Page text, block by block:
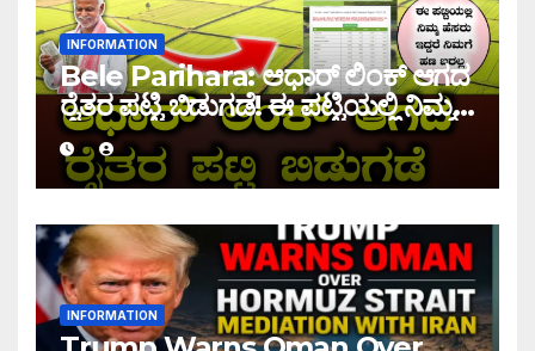
INFORMATION
Bele Parihara: ಆಧಾರ್ ಲಿಂಕ್ ಆಗದ
ರೈತರ ಪಟ್ಟಿ ಬಿಡುಗಡೆ! ಈ ಪಟ್ಟಿಯಲ್ಲಿ ನಿಮ್ಮ
ಹೆಸರು ಇದ್ದರೆ ನಿಮಗೆ ಹಣ ಜಮಾ ಆಗಲ್ಲ !
INFORMATION